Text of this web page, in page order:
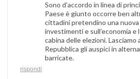
Sono d’accordo in linea di
Paese è giunto occorre ben
cittadini pretendino una
investimenti e sull’economia e
cabina delle elezioni. Lasciamo
Repubblica gli auspici in
barricate.
rispondi